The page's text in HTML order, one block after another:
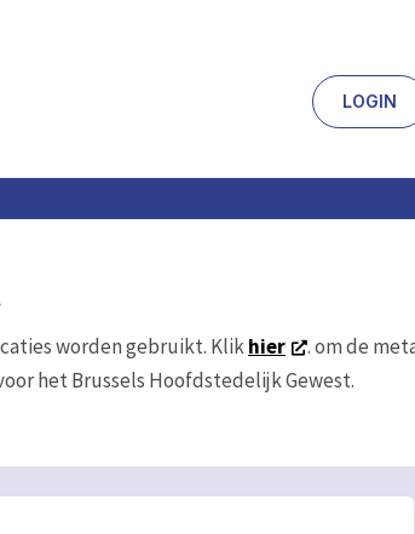
LOGIN
worden gebruikt. Klikhier
. om de
het Brussels Hoofdstedelijk Gewest.